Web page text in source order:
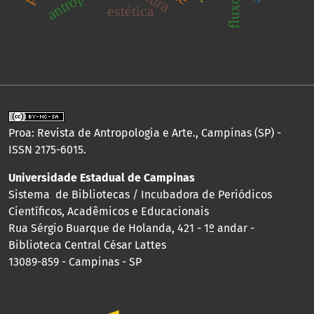
estética fluxo
Proa: Revista de Antropologia e Arte., Campinas (SP) -
ISSN 2175-6015.
Universidade Estadual de Campinas
Sistema de Bibliotecas / Incubadora de Periódicos
Científicos, Acadêmicos e Educacionais
Rua Sérgio Buarque de Holanda, 421 - 1º andar -
Biblioteca Central César Lattes
13089-859 - Campinas - SP